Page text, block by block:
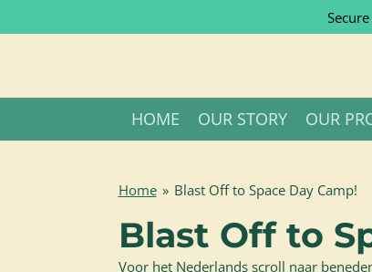
to
HOME OUR STORY OUR
Home » Blast Off to Space Day Camp!
Blast Off to
Voor het Nederlands scroll naar